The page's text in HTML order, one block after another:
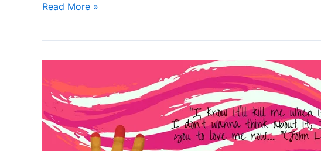
Read More »
Lain:
Islam,
Ketubuhan
dan
Seksualitas